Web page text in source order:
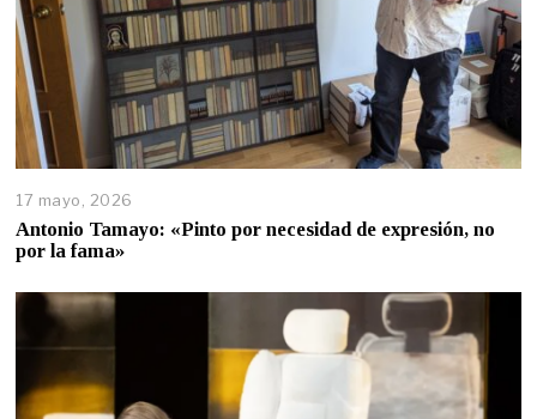
17 mayo, 2026
Antonio Tamayo: «Pinto por necesidad de expresión, no
por la fama»